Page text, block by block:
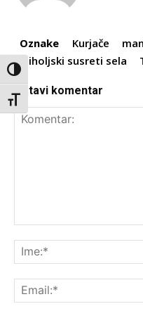
Toggle High Contrast
Toggle Font size
Oznake Kurjače
miholjski susreti sela
Ostavi komentar